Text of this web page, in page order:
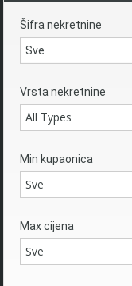
Šifra nekretnine
Vrsta nekretnine
All Types
Min kupaonica
Sve
Max cijena
Sve